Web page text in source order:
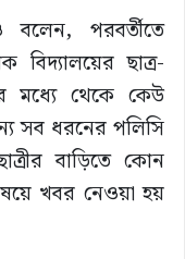
পরবর্তীতে
বিদ্যালয়ের ছাত্র-
মধ্যে থেকে কেউ
সব ধরনের পলিসি
বাড়িতে কোন
খবর নেওয়া হয়